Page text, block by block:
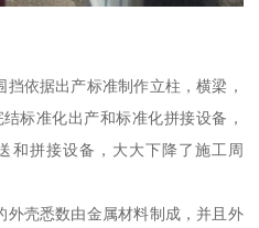
依据出产标准制作立柱，横梁，
标准化出产和标准化拼接设备，
和拼接设备，大大下降了施工周
外壳悉数由金属材料制成，并且外